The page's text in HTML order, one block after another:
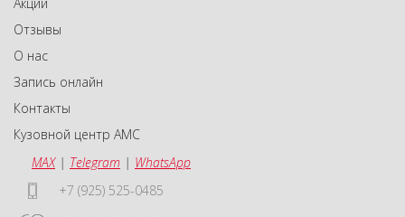
Отзывы
О нас
Запись онлайн
Контакты
Кузовной центр АМС
MAX| Telegram | WhatsApp
+7 (925) 525-0485